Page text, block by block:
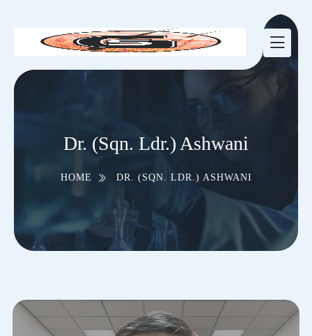
Dr. (Sqn. Ldr.) Ashwani
HOME DR. (SQN. LDR.) ASHWANI